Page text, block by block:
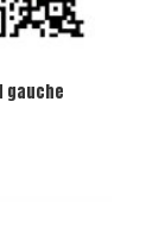
gauche